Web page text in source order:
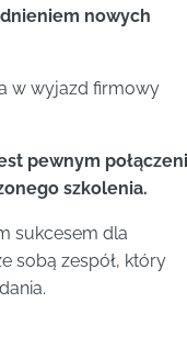
nowych
w wyjazd firmowy
pewnym
szkolenia.
sukcesem dla
sobą zespół, który